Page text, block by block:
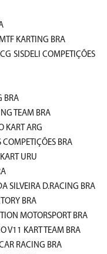
KARTING BRA
SISDELI COMPETIÇÕES
BRA
TEAM BRA
KART ARG
COMPETIÇÕES BRA
URU
SILVEIRA D.RACING BRA
BRA
MOTORSPORT BRA
V11 KART TEAM BRA
RACING BRA